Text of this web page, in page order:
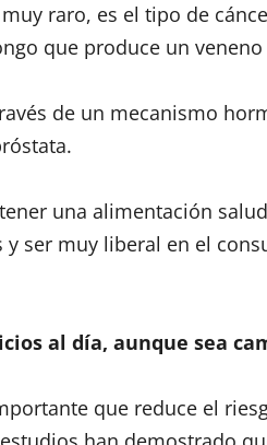
raro, es el tipo de
que produce un
de un mecanismo
una alimentación
ser muy liberal en el
al día, aunque sea
que reduce el